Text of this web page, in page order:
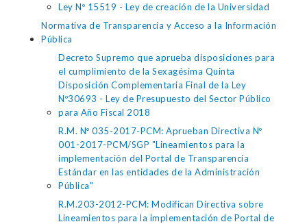
Ley Nº 15519 - Ley de creación de la Universidad
Normativa de Transparencia y Acceso a la Información
Pública
Decreto Supremo que aprueba disposiciones para
el cumplimiento de la Sexagésima Quinta
Disposición Complementaria Final de la Ley
Nº30693 - Ley de Presupuesto del Sector Público
para Año Fiscal 2018
R.M. Nº 035-2017-PCM: Aprueban Directiva Nº
001-2017-PCM/SGP "Lineamientos para la
implementación del Portal de Transparencia
Estándar en las entidades de la Administración
Pública"
R.M.203-2012-PCM: Modifican Directiva sobre
Lineamientos para la implementación de Portal de